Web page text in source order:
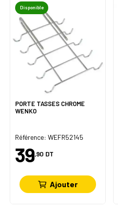
Disponible
PORTE TASSES CHROME
WENKO
Référence: WEFR52145
39,90 DT
Ajouter